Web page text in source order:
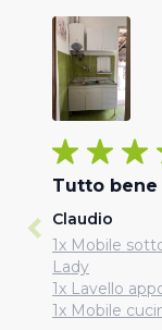
Tutto bene
Claudio
1x Mobile
Lady
1x Lavello
1x Mobile